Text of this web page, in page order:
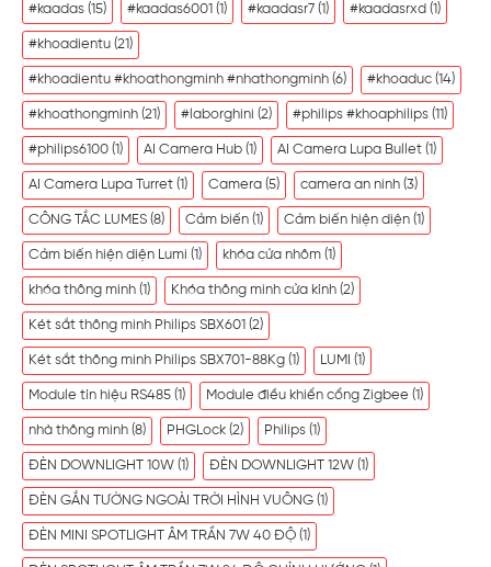
#kaadas (15) #kaadas6001 (1) #kaadasr7 (1) #kaadasrxd (1)
#khoadientu (21)
#khoadientu #khoathongminh #nhathongminh (6) #khoaduc (14)
#khoathongminh (21) #laborghini (2) #philips #khoaphilips (11)
#philips6100 (1) AI Camera Hub (1) AI Camera Lupa Bullet (1)
AI Camera Lupa Turret (1) Camera (5) camera an ninh (3)
CÔNG TẮC LUMES (8) Cảm biến (1) Cảm biến hiện diện (1)
Cảm biến hiện diện Lumi (1) khóa cửa nhôm (1)
khóa thông minh (1) Khóa thông minh cửa kính (2)
Két sắt thông minh Philips SBX601 (2)
Két sắt thông minh Philips SBX701-88Kg (1) LUMI (1)
Module tín hiệu RS485 (1) Module điều khiển cổng Zigbee (1)
nhà thông minh (8) PHGLock (2) Philips (1)
ĐÈN DOWNLIGHT 10W (1) ĐÈN DOWNLIGHT 12W (1)
ĐÈN GẮN TƯỜNG NGOÀI TRỜI HÌNH VUÔNG (1)
ĐÈN MINI SPOTLIGHT ÂM TRẦN 7W 40 ĐỘ (1)